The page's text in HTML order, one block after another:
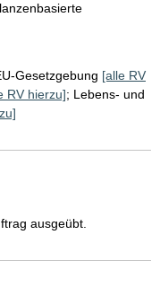
Gesetzgebung [alle RV
RV hierzu]; Lebens- und
ausgeübt.